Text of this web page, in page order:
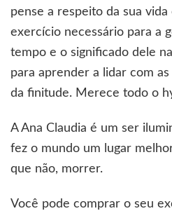
pense a respeito da sua
exercício necessário para a
tempo e o significado dele
para aprender a lidar com
da finitude. Merece todo o
A Ana Claudia é um ser
fez o mundo um lugar
que não, morrer.
Você pode comprar o seu